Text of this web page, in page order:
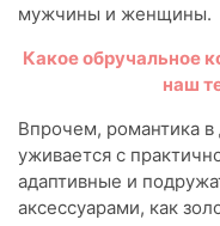
мужчины и женщины.
Какое обручальное
наш
Впрочем, романтика
уживается с
адаптивные и
аксессуарами, как